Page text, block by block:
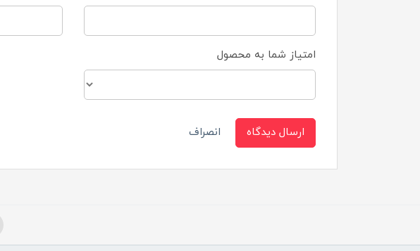
امتیاز شما به محصول
ارسال دیدگاه انصراف